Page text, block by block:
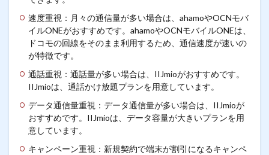
速度重視：月々の通信量が多い場合は、ahamoやOCNモバ
イルONEがおすすめです。ahamoやOCNモバイルONEは、
ドコモの回線をそのまま利用するため、通信速度が速いの
が特徴です。
通話重視：通話量が多い場合は、IIJmioがおすすめです。
IIJmioは、通話かけ放題プランを用意しています。
データ通信量重視：データ通信量が多い場合は、IIJmioが
おすすめです。IIJmioは、データ容量が大きいプランを用
意しています。
キャンペーン重視：新規契約で端末が割引になるキャンペ